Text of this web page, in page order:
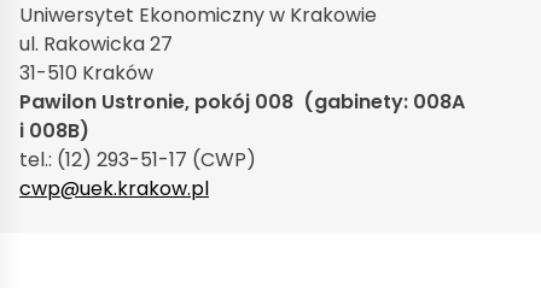
Uniwersytet Ekonomiczny w Krakowie
ul. Rakowicka 27
31-510 Kraków
Pawilon Ustronie, pokój 008 (gabinety: 008A
i 008B)
tel.: (12) 293-51-17 (CWP)
cwp@uek.krakow.pl